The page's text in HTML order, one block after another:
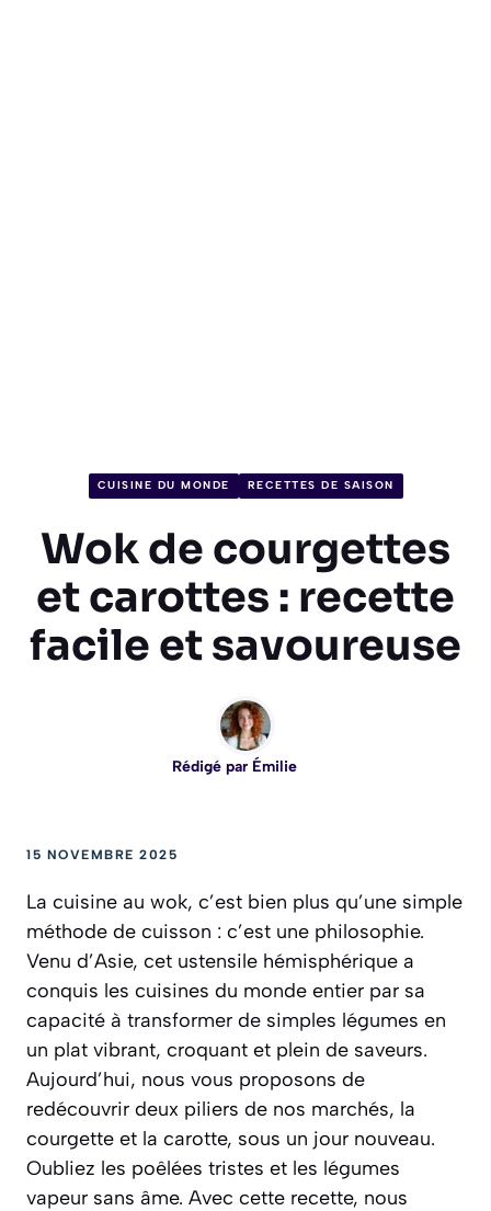
CUISINE DU MONDE RECETTES DE SAISON
Wok de courgettes
et carottes : recette
facile et savoureuse
Rédigé par Émilie
15 NOVEMBRE 2025
La cuisine au wok, c’est bien plus qu’une simple
méthode de cuisson : c’est une philosophie.
Venu d’Asie, cet ustensile hémisphérique a
conquis les cuisines du monde entier par sa
capacité à transformer de simples légumes en
un plat vibrant, croquant et plein de saveurs.
Aujourd’hui, nous vous proposons de
redécouvrir deux piliers de nos marchés, la
courgette et la carotte, sous un jour nouveau.
Oubliez les poêlées tristes et les légumes
vapeur sans âme. Avec cette recette, nous